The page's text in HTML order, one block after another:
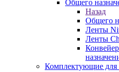
Общего
Назад
Общего
Ленты
Ленты
Комплектующие для